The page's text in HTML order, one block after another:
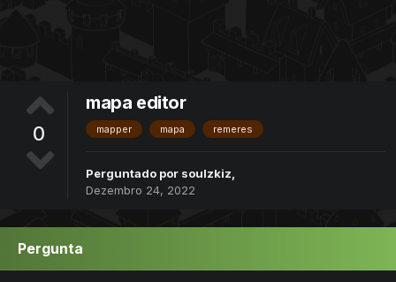
0
mapa editor
mapper mapa remeres
Perguntado por soulzkiz,
Dezembro 24, 2022
Pergunta